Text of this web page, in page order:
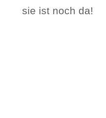
sie ist noch da!